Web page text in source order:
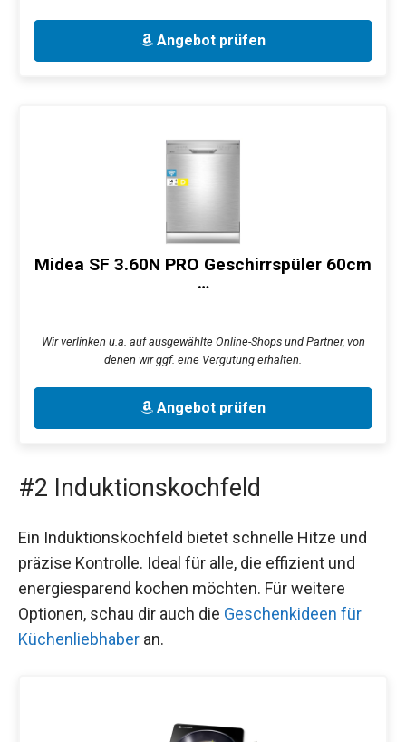
Angebot prüfen
Midea SF 3.60N PRO Geschirrspüler 60cm
…
Wir verlinken u.a. auf ausgewählte Online-Shops und Partner, von
denen wir ggf. eine Vergütung erhalten.
Angebot prüfen
#2 Induktionskochfeld
Ein Induktionskochfeld bietet schnelle Hitze und
präzise Kontrolle. Ideal für alle, die effizient und
energiesparend kochen möchten. Für weitere
Optionen, schau dir auch die Geschenkideen für
Küchenliebhaber an.